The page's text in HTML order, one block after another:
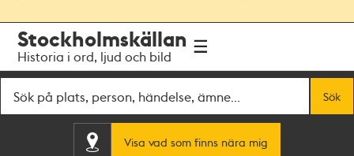
navigationen
huvudinnehållet
Stockholmskällan
Historia i ord, ljud och bild
Sök
Visa vad som finns nära mig